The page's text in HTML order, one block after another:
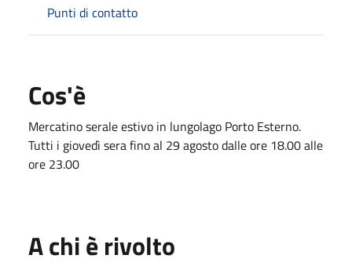
Punti di contatto
Cos'è
Mercatino serale estivo in lungolago Porto Esterno.
Tutti i giovedì sera fino al 29 agosto dalle ore 18.00 alle
ore 23.00
A chi è rivolto